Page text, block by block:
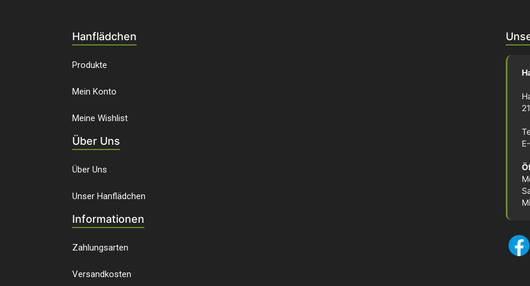
Hanflädchen
Produkte
Mein Konto
Meine Wishlist
Über Uns
Über Uns
Unser Hanflädchen
Informationen
Zahlungsarten
Versandkosten